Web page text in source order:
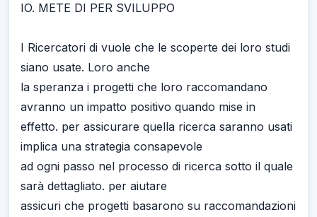
IO. METE DI PER SVILUPPO
I Ricercatori di vuole che le scoperte dei loro studi
siano usate. Loro anche
la speranza i progetti che loro raccomandano
avranno un impatto positivo quando mise in
effetto. per assicurare quella ricerca saranno usati
implica una strategia consapevole
ad ogni passo nel processo di ricerca sotto il quale
sarà dettagliato. per aiutare
assicuri che progetti basarono su raccomandazioni